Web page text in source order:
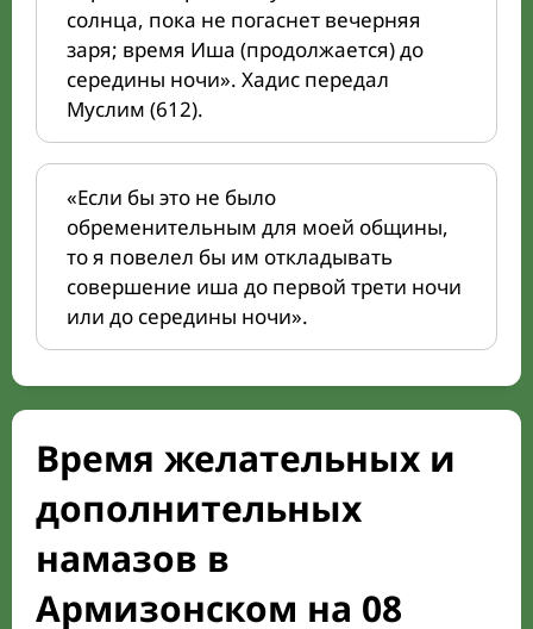
солнца, пока не погаснет вечерняя
заря; время Иша (продолжается) до
середины ночи». Хадис передал
Муслим (612).
«Если бы это не было
обременительным для моей общины,
то я повелел бы им откладывать
совершение иша до первой трети ночи
или до середины ночи».
Время желательных и
дополнительных
намазов в
Армизонском на 08